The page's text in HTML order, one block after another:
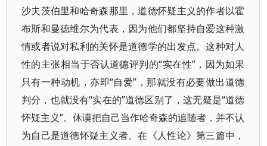
沙夫茨伯里和哈奇森那里，道德怀疑主义的作者以霍
布斯和曼德维尔为代表，因为他们都坚持自爱这种激
情或者说对私利的关怀是道德学的出发点。这种对人
性的主张相当于否认道德评判的“实在性”，因为如果
只有一种动机，亦即“自爱”，那就没有必要做出道德
判分，也就没有“实在的”道德区别了，这无疑是“道德
怀疑主义”。休谟把自己当作哈奇森的追随者，并不认
为自己是道德怀疑主义者。在《人性论》第三篇中，